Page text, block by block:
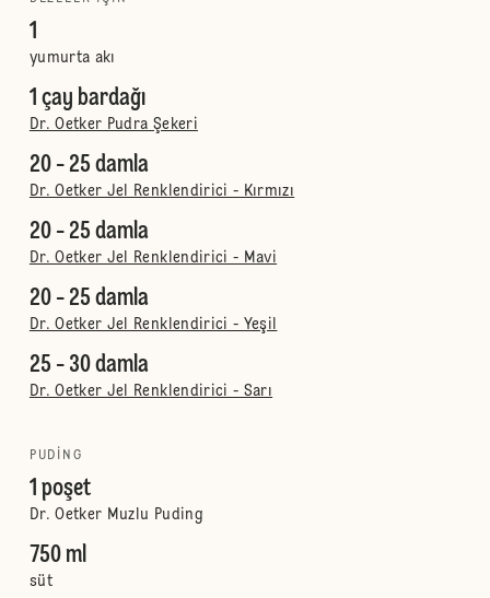
1
yumurta akı
1 çay bardağı
Dr. Oetker Pudra Şekeri
20 - 25 damla
Dr. Oetker Jel Renklendirici - Kırmızı
20 - 25 damla
Dr. Oetker Jel Renklendirici - Mavi
20 - 25 damla
Dr. Oetker Jel Renklendirici - Yeşil
25 - 30 damla
Dr. Oetker Jel Renklendirici - Sarı
PUDING
1 poşet
Dr. Oetker Muzlu Puding
750 ml
süt